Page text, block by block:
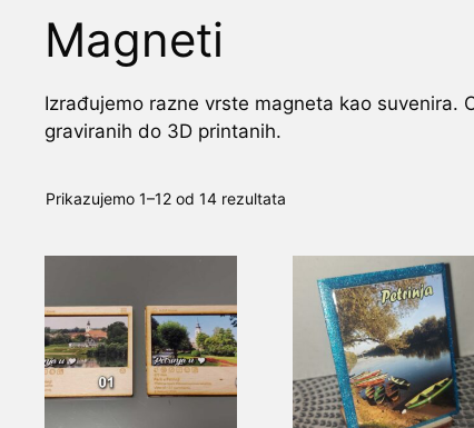
Magneti
Izrađujemo razne vrste magneta kao suvenira.
graviranih do 3D printanih.
Prikazujemo 1–12 od 14 rezultata
ima
više
varijanti.
Opcije